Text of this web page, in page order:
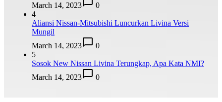
March 14, 2023
0
4
Aliansi Nissan-Mitsubishi Luncurkan Livina Versi
Mungil
March 14, 2023
0
5
Sosok New Nissan Livina Terungkap, Apa Kata NMI?
March 14, 2023
0